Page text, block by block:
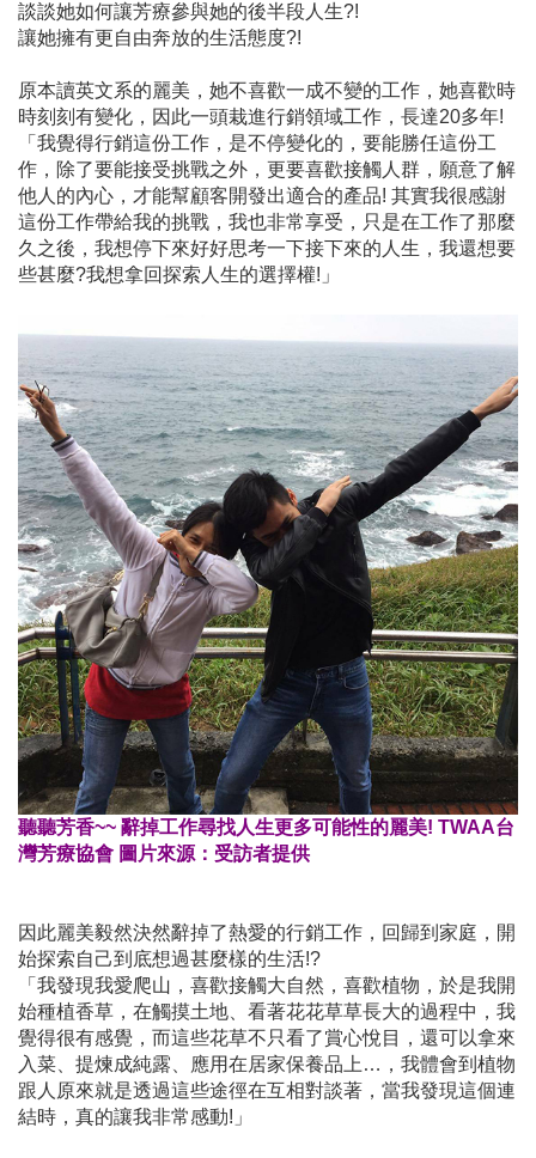
談談她如何讓芳療參與她的後半段人生?!
讓她擁有更自由奔放的生活態度?!
原本讀英文系的麗美，她不喜歡一成不變的工作，她喜歡時
時刻刻有變化，因此一頭栽進行銷領域工作，長達20多年!
「我覺得行銷這份工作，是不停變化的，要能勝任這份工
作，除了要能接受挑戰之外，更要喜歡接觸人群，願意了解
他人的內心，才能幫顧客開發出適合的產品! 其實我很感謝
這份工作帶給我的挑戰，我也非常享受，只是在工作了那麼
久之後，我想停下來好好思考一下接下來的人生，我還想要
些甚麼?我想拿回探索人生的選擇權!」
聽聽芳香~~ 辭掉工作尋找人生更多可能性的麗美! TWAA台
灣芳療協會 圖片來源：受訪者提供
因此麗美毅然決然辭掉了熱愛的行銷工作，回歸到家庭，開
始探索自己到底想過甚麼樣的生活!?
「我發現我愛爬山，喜歡接觸大自然，喜歡植物，於是我開
始種植香草，在觸摸土地、看著花花草草長大的過程中，我
覺得很有感覺，而這些花草不只看了賞心悅目，還可以拿來
入菜、提煉成純露、應用在居家保養品上…，我體會到植物
跟人原來就是透過這些途徑在互相對談著，當我發現這個連
結時，真的讓我非常感動!」